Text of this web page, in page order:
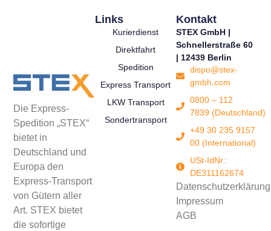
Die Express-
Spedition „STEX“
bietet in
Deutschland und
Europa den
Express-Transport
von Gütern aller
Art. STEX bietet
die sofortige
Links
Kurierdienst
Direktfahrt
Spedition
Express Transport
LKW Transport
Sondertransport
Kontakt
STEX GmbH |
Schnellerstraße 60
| 12439 Berlin
dispo@stex-
gmbh.com
0800 – 112
7839 (Deutschland)
+49 30 235 9157
00 (International)
USt-IdNr.:
DE311162674
Datenschutzerklärung
Impressum
AGB